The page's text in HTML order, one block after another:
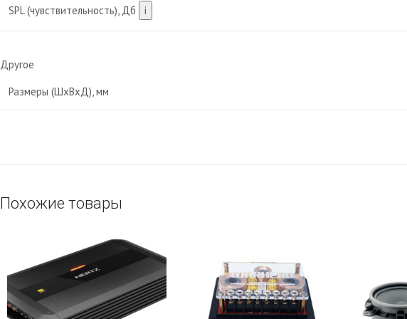
SPL (чувствительность), Дб i
Другое
Размеры (ШхВхД), мм
Похожие товары